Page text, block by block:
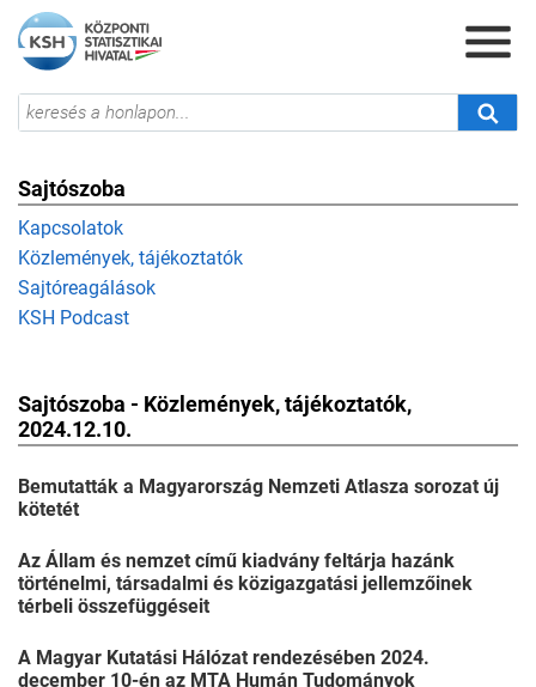
Sajtószoba
Kapcsolatok
Közlemények, tájékoztatók
Sajtóreagálások
KSH Podcast
Sajtószoba - Közlemények, tájékoztatók,
2024.12.10.
Bemutatták a Magyarország Nemzeti Atlasza sorozat új
kötetét
Az Állam és nemzet című kiadvány feltárja hazánk
történelmi, társadalmi és közigazgatási jellemzőinek
térbeli összefüggéseit
A Magyar Kutatási Hálózat rendezésében 2024.
december 10-én az MTA Humán Tudományok